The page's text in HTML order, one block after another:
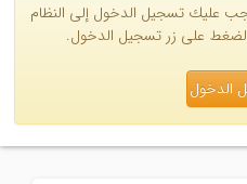
عليك تسجيل الدخول إلى النظام
الضغط على زر تسجيل الدخول.
الدخول